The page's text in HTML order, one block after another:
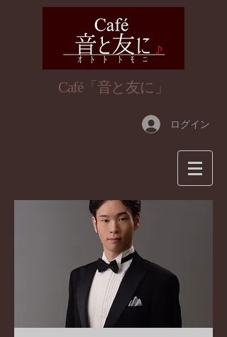
​Café「音と友に」
ログイン